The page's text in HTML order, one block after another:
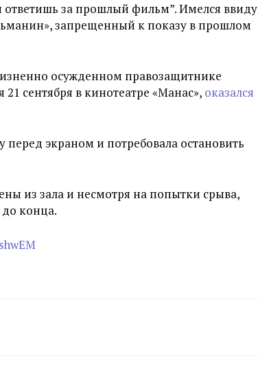
за прошлый фильм”. Имелся ввиду
запрещенный к показу в прошлом
осужденном правозащитнике
сентября в кинотеатре «Манас», оказался
перед экраном и потребовала остановить
из зала и несмотря на попытки срыва,
конца.